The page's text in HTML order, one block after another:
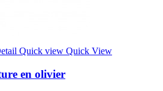
Quick view Quick View
en olivier